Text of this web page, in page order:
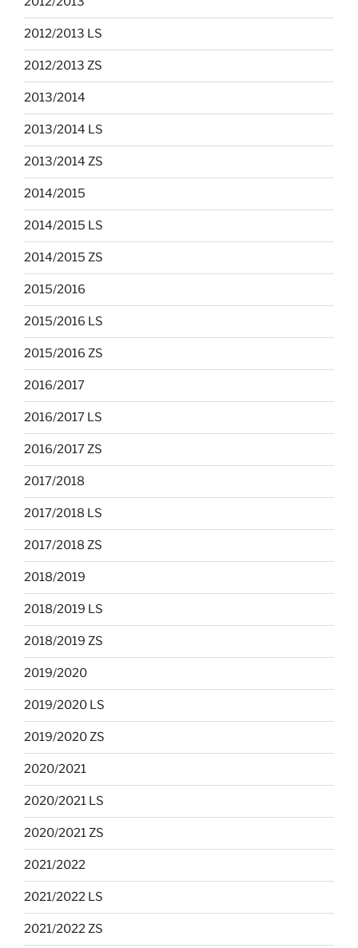
2012/2013 LS
2012/2013 ZS
2013/2014
2013/2014 LS
2013/2014 ZS
2014/2015
2014/2015 LS
2014/2015 ZS
2015/2016
2015/2016 LS
2015/2016 ZS
2016/2017
2016/2017 LS
2016/2017 ZS
2017/2018
2017/2018 LS
2017/2018 ZS
2018/2019
2018/2019 LS
2018/2019 ZS
2019/2020
2019/2020 LS
2019/2020 ZS
2020/2021
2020/2021 LS
2020/2021 ZS
2021/2022
2021/2022 LS
2021/2022 ZS